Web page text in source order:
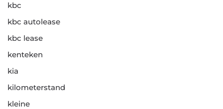
kbc
kbc autolease
kbc lease
kenteken
kia
kilometerstand
kleine